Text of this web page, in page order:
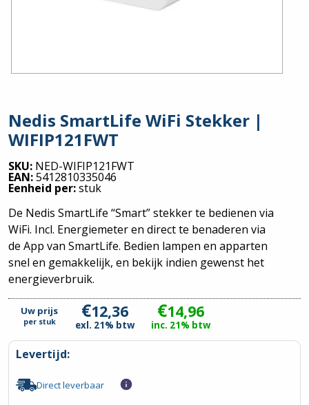
Nedis SmartLife WiFi Stekker |
WIFIP121FWT
SKU: NED-WIFIP121FWT
EAN:5412810335046
Eenheid per:stuk
De Nedis SmartLife “Smart” stekker te bedienen via
WiFi. Incl. Energiemeter en direct te benaderen via
de App van SmartLife. Bedien lampen en apparten
snel en gemakkelijk, en bekijk indien gewenst het
energieverbruik.
Uw prijs
per stuk €12,36
exl. 21% btw
€14,96
inc. 21% btw
Levertijd:
Direct leverbaar